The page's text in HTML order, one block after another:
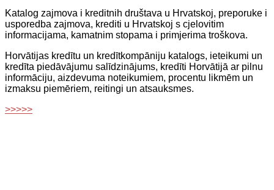
Katalog zajmova i kreditnih društava u Hrvatskoj, preporuke i
usporedba zajmova, krediti u Hrvatskoj s cjelovitim
informacijama, kamatnim stopama i primjerima troškova.
Horvātijas kredītu un kredītkompāniju katalogs, ieteikumi un
kredīta piedāvājumu salīdzinājums, kredīti Horvātijā ar pilnu
informāciju, aizdevuma noteikumiem, procentu likmēm un
izmaksu piemēriem, reitingi un atsauksmes.
>>>>>